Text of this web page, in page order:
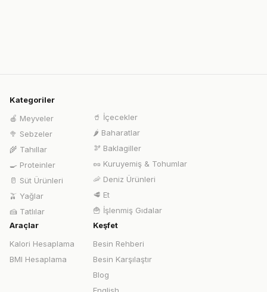
Kategoriler
🍎 Meyveler
🥦 Sebzeler
🌾 Tahıllar
🍳 Proteinler
🥛 Süt Ürünleri
🫒 Yağlar
🍰 Tatlılar
🥤 İçecekler
🌶️ Baharatlar
🫘 Baklagiller
🥜 Kuruyemiş & Tohumlar
🦐 Deniz Ürünleri
🥩 Et
🍟 İşlenmiş Gıdalar
Araçlar
Kalori Hesaplama
BMI Hesaplama
Keşfet
Besin Rehberi
Besin Karşılaştır
Blog